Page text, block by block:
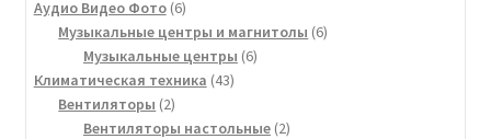
Аудио Видео Фото 66
товаров
Музыкальные центры и магнитолы 66
Музыкальные центры 66
Климатическая техника 4343
Вентиляторы 22
товара
Вентиляторы настольные 22